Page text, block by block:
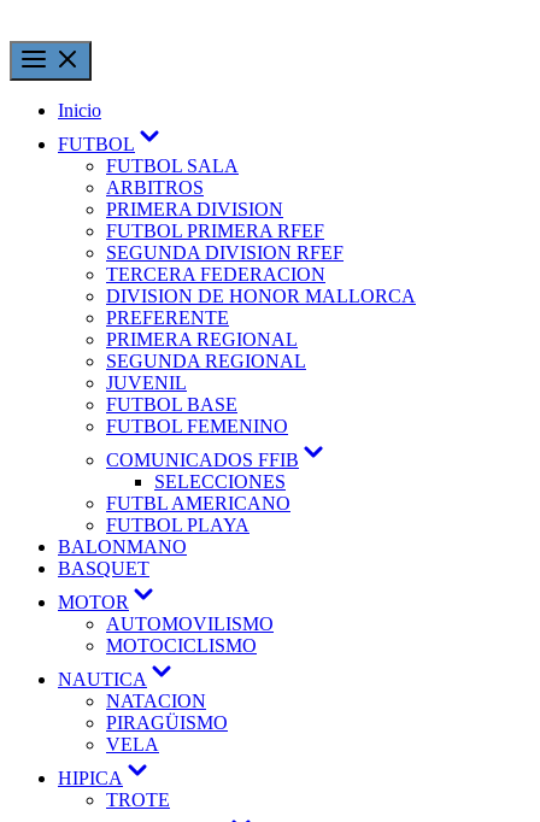
Inicio
FUTBOL
FUTBOL SALA
ARBITROS
PRIMERA DIVISION
FUTBOL PRIMERA RFEF
SEGUNDA DIVISION RFEF
TERCERA FEDERACION
DIVISION DE HONOR MALLORCA
PREFERENTE
PRIMERA REGIONAL
SEGUNDA REGIONAL
JUVENIL
FUTBOL BASE
FUTBOL FEMENINO
COMUNICADOS FFIB
SELECCIONES
FUTBL AMERICANO
FUTBOL PLAYA
BALONMANO
BASQUET
MOTOR
AUTOMOVILISMO
MOTOCICLISMO
NAUTICA
NATACION
PIRAGÜISMO
VELA
HIPICA
TROTE